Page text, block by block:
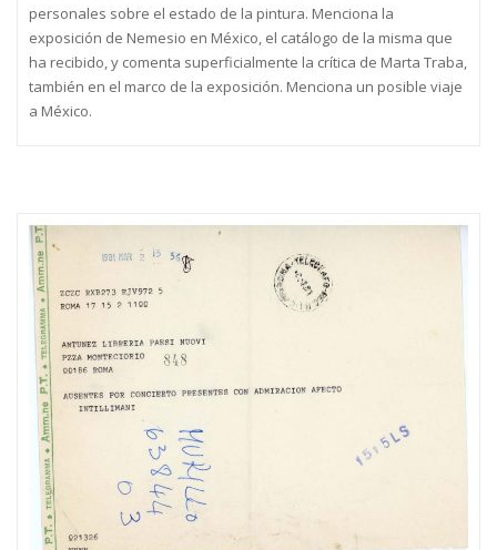
personales sobre el estado de la pintura. Menciona la
exposición de Nemesio en México, el catálogo de la misma que
ha recibido, y comenta superficialmente la crítica de Marta Traba,
también en el marco de la exposición. Menciona un posible viaje
a México.